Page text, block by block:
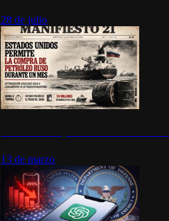
28 de julio
13 de marzo